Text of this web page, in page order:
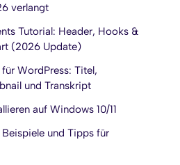
verlangt
Tutorial: Header, Hooks &
(2026 Update)
WordPress: Titel,
und Transkript
auf Windows 10/11
und Tipps für